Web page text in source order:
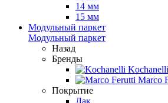
14 мм
15 мм
Модульный паркет
Модульный паркет
Назад
Бренды
Kochanelli
Marco
Покрытие
Лак